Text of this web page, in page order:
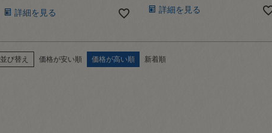
詳細を見る 詳細を見る
並び替え 価格が安い順 価格が高い順 新着順